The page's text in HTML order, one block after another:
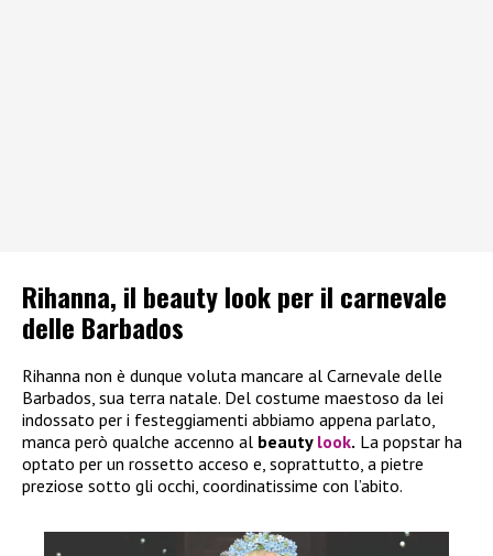
Rihanna, il beauty look per il carnevale
delle Barbados
Rihanna non è dunque voluta mancare al Carnevale delle
Barbados, sua terra natale. Del costume maestoso da lei
indossato per i festeggiamenti abbiamo appena parlato,
manca però qualche accenno al beauty look. La popstar ha
optato per un rossetto acceso e, soprattutto, a pietre
preziose sotto gli occhi, coordinatissime con l’abito.